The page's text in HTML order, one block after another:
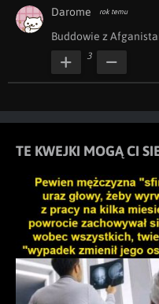
Darome rok temu
Buddowie z
3
TE KWEJKI MOGĄ CI